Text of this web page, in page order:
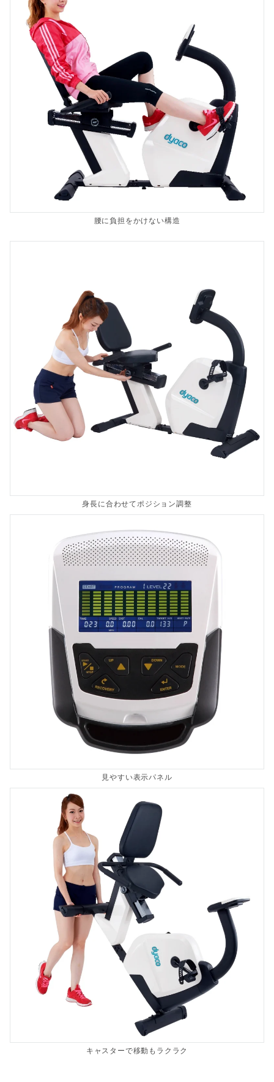
腰に負担をかけない構造
身長に合わせてポジション調整
見やすい表示パネル
キャスターで移動もラクラク